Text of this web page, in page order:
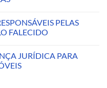
PELAS
FALECIDO
JURÍDICA PARA